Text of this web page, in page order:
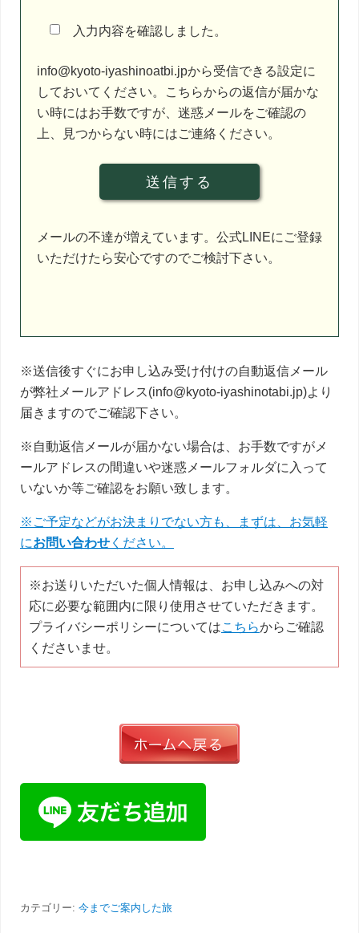
ー
ド
は
空
の
て
く
入力内容を確認しました。
info@kyoto-iyashinoatbi.jpから受信できる設定に
しておいてください。こちらからの返信が届かな
い時にはお手数ですが、迷惑メールをご確認の
上、見つからない時にはご連絡ください。
メールの不達が増えています。公式LINEにご登録
いただけたら安心ですのでご検討下さい。
※送信後すぐにお申し込み受け付けの自動返信メール
が弊社メールアドレス(info@kyoto-iyashinotabi.jp)より
届きますのでご確認下さい。
※自動返信メールが届かない場合は、お手数ですがメ
ールアドレスの間違いや迷惑メールフォルダに入って
いないか等ご確認をお願い致します。
※ご予定などがお決まりでない方も、まずは、お気軽
にお問い合わせ ください。
※お送りいただいた個人情報は、お申し込みへの対
応に必要な範囲内に限り使用させていただきます。
プライバシーポリシーについてはこちらからご確認
くださいませ。
カテゴリー: 今までご案内した旅